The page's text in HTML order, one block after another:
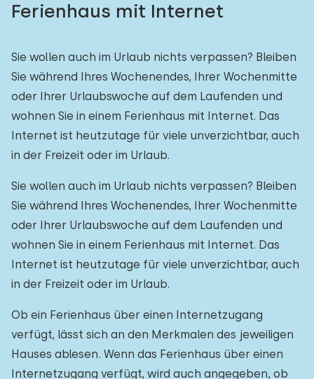
Ferienhaus mit Internet
Sie wollen auch im Urlaub nichts verpassen? Bleiben
Sie während Ihres Wochenendes, Ihrer Wochenmitte
oder Ihrer Urlaubswoche auf dem Laufenden und
wohnen Sie in einem Ferienhaus mit Internet. Das
Internet ist heutzutage für viele unverzichtbar, auch
in der Freizeit oder im Urlaub.
Sie wollen auch im Urlaub nichts verpassen? Bleiben
Sie während Ihres Wochenendes, Ihrer Wochenmitte
oder Ihrer Urlaubswoche auf dem Laufenden und
wohnen Sie in einem Ferienhaus mit Internet. Das
Internet ist heutzutage für viele unverzichtbar, auch
in der Freizeit oder im Urlaub.
Ob ein Ferienhaus über einen Internetzugang
verfügt, lässt sich an den Merkmalen des jeweiligen
Hauses ablesen. Wenn das Ferienhaus über einen
Internetzugang verfügt, wird auch angegeben, ob